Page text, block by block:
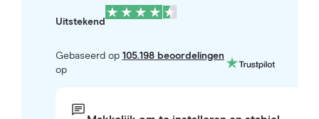
Uitstekend
Gebaseerd op 105.198 beoordelingen
op